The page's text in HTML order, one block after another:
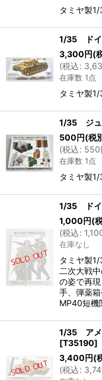
タミヤ製1/
1/35 ドイ
3,300円(
(税込:
在庫数 1点
タミヤ製1/
1/35 ジュ
500円(税
(税込: 550
在庫数 1点
タミヤ製1/
1/35 ドイ
1,000円(
(税込:
在庫なし
タミヤ製
二次大戦
の姿で再
手、弾薬
MP40短機
1/35 アメ
[T35190]
3,400円(
(税込: